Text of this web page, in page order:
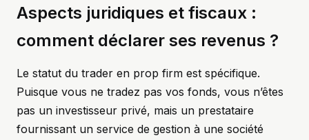
Aspects juridiques et fiscaux :
comment déclarer ses revenus ?
Le statut du trader en prop firm est spécifique.
Puisque vous ne tradez pas vos fonds, vous n’êtes
pas un investisseur privé, mais un prestataire
fournissant un service de gestion à une société